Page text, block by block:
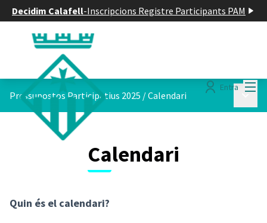
Decidim Calafell-Inscripcions Registre Participants PAM
Entra
Pressupostos Participatius 2025 /Calendari
Calendari
Quin és el calendari?